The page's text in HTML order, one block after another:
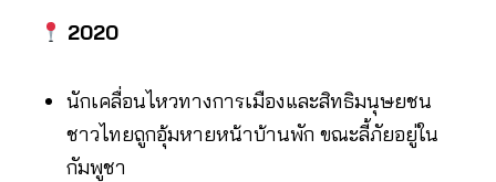
2020
นักเคลื่อนไหวทางการเมืองและสิทธิมนุษยชน
ชาวไทยถูกอุ้มหายหน้าบ้านพัก ขณะลี้ภัยอยู่ใน
กัมพูชา